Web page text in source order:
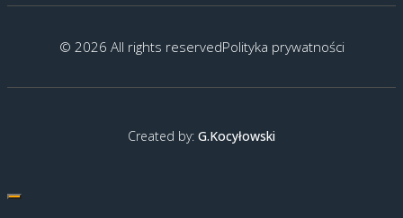
© 2026 All rights reservedPolityka prywatności
Created by: G.Kocyłowski